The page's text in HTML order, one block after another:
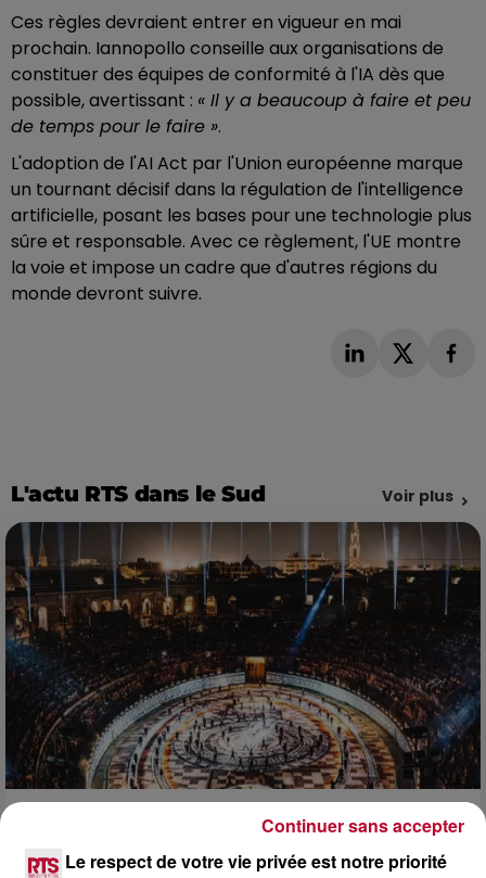
Ces règles devraient entrer en vigueur en mai
prochain. Iannopollo conseille aux organisations de
constituer des équipes de conformité à l'IA dès que
possible, avertissant : « Il y a beaucoup à faire et peu
de temps pour le faire ».
L'adoption de l'AI Act par l'Union européenne marque
un tournant décisif dans la régulation de l'intelligence
artificielle, posant les bases pour une technologie plus
sûre et responsable. Avec ce règlement, l'UE montre
la voie et impose un cadre que d'autres régions du
monde devront suivre.
L'actu RTS dans le Sud Voir plus
NÎMES : « LE RÊVE DU GLADIATEUR » INVESTIT
LES ARÈNES CES 3...
Le respect de votre vie privée est notre priorité
Continuer sans accepter